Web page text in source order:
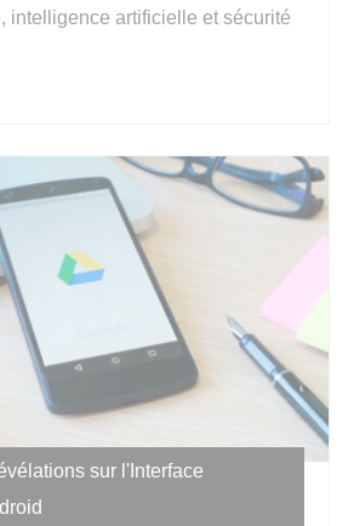
intelligence artificielle et sécurité
sur l'Interface